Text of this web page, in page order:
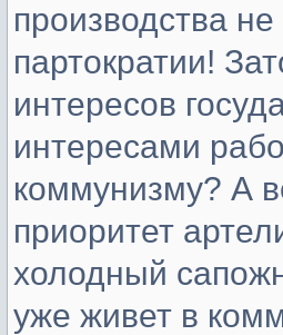
производства
партократии!
интересов
интересами
коммунизму? А
приоритет
холодный
уже живет в